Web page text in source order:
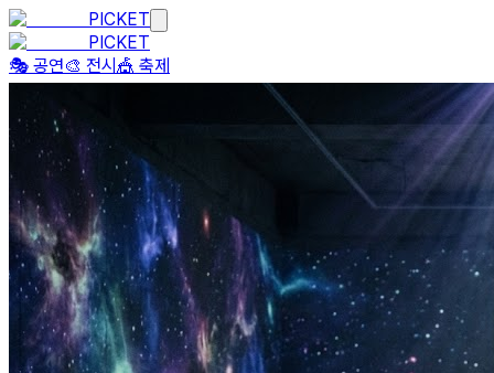
PICKET
PICKET
🎭 공연🎨 전시 🎪 축제